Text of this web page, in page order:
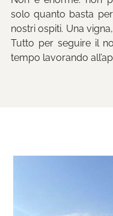
solo quanto basta
nostri ospiti. Una
Tutto per seguire il
tempo lavorando